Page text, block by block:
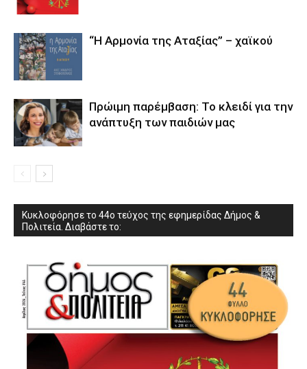
“Η Αρμονία της Αταξίας” – χαϊκού
Πρώιμη παρέμβαση: Το κλειδί για την
ανάπτυξη των παιδιών µας
Κυκλοφόρησε το 44ο τεύχος της εφημερίδας Δήμος &
Πολιτεία. Διαβάστε το: